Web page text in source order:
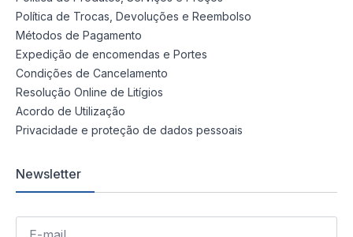
Política de Trocas, Devoluções e Reembolso
Métodos de Pagamento
Expedição de encomendas e Portes
Condições de Cancelamento
Resolução Online de Litígios
Acordo de Utilização
Privacidade e proteção de dados pessoais
Newsletter